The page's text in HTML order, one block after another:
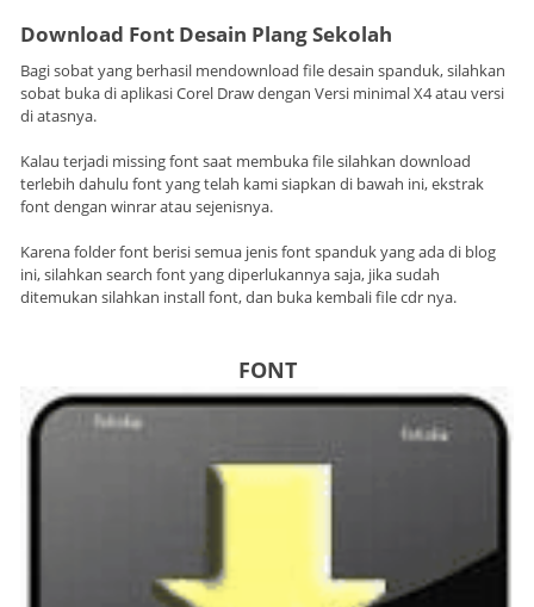
Download Font Desain Plang Sekolah
Bagi sobat yang berhasil mendownload file desain spanduk, silahkan
sobat buka di aplikasi Corel Draw dengan Versi minimal X4 atau versi
di atasnya.
Kalau terjadi missing font saat membuka file silahkan download
terlebih dahulu font yang telah kami siapkan di bawah ini, ekstrak
font dengan winrar atau sejenisnya.
Karena folder font berisi semua jenis font spanduk yang ada di blog
ini, silahkan search font yang diperlukannya saja, jika sudah
ditemukan silahkan install font, dan buka kembali file cdr nya.
FONT